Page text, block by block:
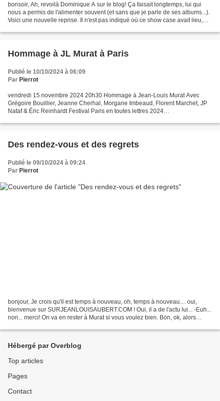
bonsoir, Ah, revoilà Dominique A sur le blog! Ça faisait longtemps, lui qui
nous a permis de l'alimenter souvent (et sans que je parle de ses albums...).
Voici une nouvelle reprise. Il n'est pas indiqué où ce show case avait lieu,
Hommage à JL Murat à Paris
Publié le 10/10/2024 à 06:09
Par Pierrot
vendredi 15 novembre 2024 20h30 Hommage à Jean-Louis Murat Avec
Grégoire Bouillier, Jeanne Cherhal, Morgane Imbeaud, Florent Marchet, JP
Nataf & Éric Reinhardt Festival Paris en toutes lettres 2024
murat/...
Des rendez-vous et des regrets
Publié le 09/10/2024 à 09:24
Par Pierrot
bonjour, Je crois qu'il est temps à nouveau, oh, temps à nouveau.... oui,
bienvenue sur SURJEANLOUISAUBERT.COM ! Oui, il a de l'actu lui... -Euh...
non... merci! On va en rester à Murat si vous voulez bien. Bon, ok, alors
Hébergé par Overblog
Top articles
Pages
Contact